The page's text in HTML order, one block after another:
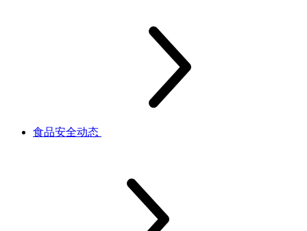
食品安全动态